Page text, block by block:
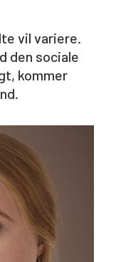
vil variere.
den sociale
kommer